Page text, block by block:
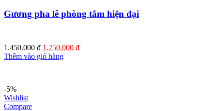
Gương pha lê phòng tắm hiện đại
1.450.000₫ Giá
gốc
1.250.000 ₫Giá
Thêm vào giỏ hàng
-5%
Wishlist
Compare